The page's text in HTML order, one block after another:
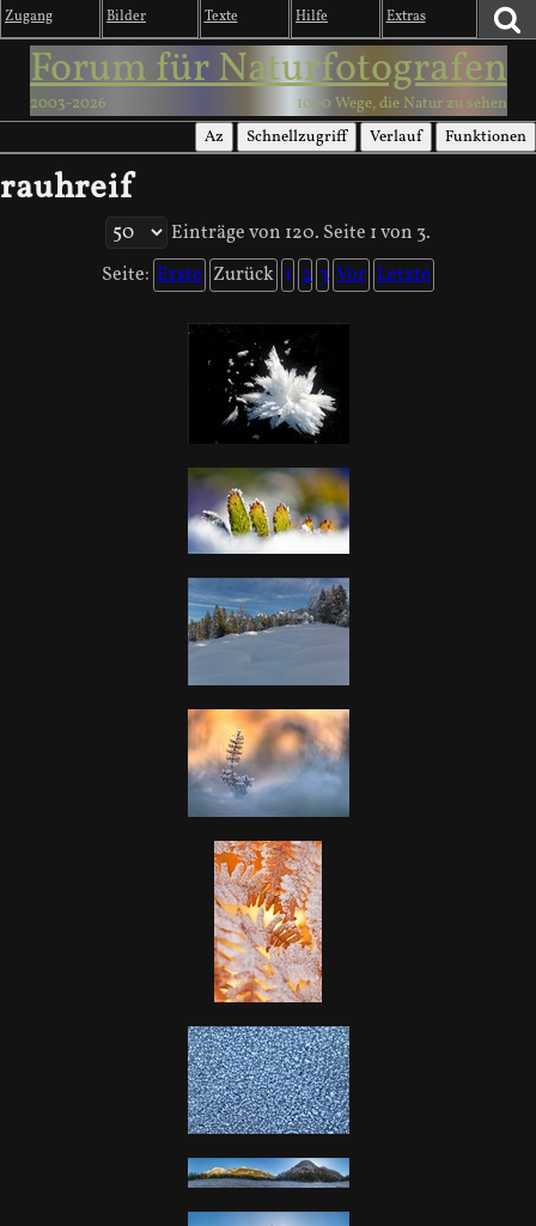
Zugang Bilder Texte Hilfe Extras
Forum für Naturfotografen
2003-2026 1000 Wege, die Natur zu sehen
Az Schnellzugriff Verlauf Funktionen
rauhreif
Einträge von 120. Seite 1 von 3.
Seite: Erste Zurück 1 2 3 Vor Letzte